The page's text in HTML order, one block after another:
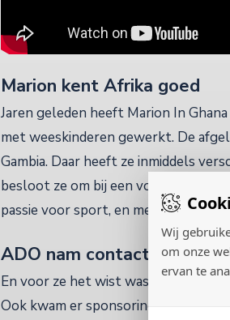
Wij
om onze
ervan te
Marion kent Afrika goed
Jaren geleden heeft Marion In
met weeskinderen gewerkt. De
Gambia. Daar heeft ze inmiddels
besloot ze om bij een volgende reis
passie voor sport, en met name
ADO nam contact op
En voor ze het wist was er contact
Ook kwam er sponsoring uit andere